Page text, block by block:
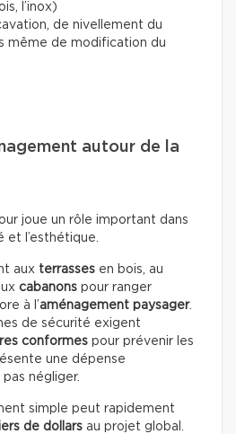
l’inox)
de nivellement du
même de modification du
autour de la
joue un rôle important dans
et l’esthétique.
aux terrasses en bois, au
cabanons pour ranger
à l’aménagement paysager.
de sécurité exigent
conformes pour prévenir les
une dépense
négliger.
simple peut rapidement
de dollars au projet global.